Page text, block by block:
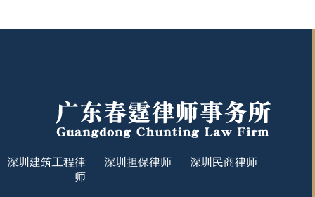
深圳建筑工程律
师
深圳担保律师 深圳民商律师